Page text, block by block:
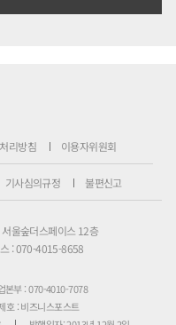
리방침 이용자위원회
기사심의규정 불편신고
울숲더스페이스 12층
: 070-4015-8658
본부 : 070-4010-7078
호 : 비즈니스포스트